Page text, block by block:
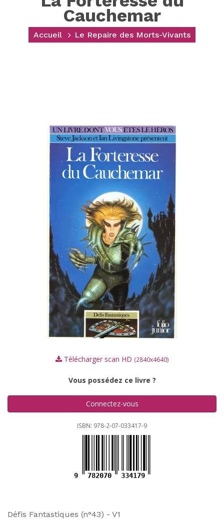
Cauchemar
Accueil Le Repaire des Morts-Vivants
Télécharger scan HD (2840x4640)
Vous possédez ce livre ?
Connectez-vous
ISBN: 978-2-07-033417-9
9 782070 334179
Défis Fantastiques (n°43) - V1